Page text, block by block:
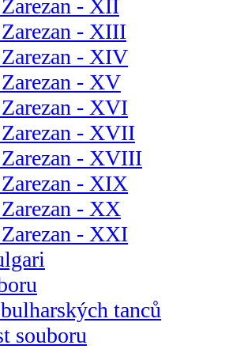
- XII
- XIII
- XIV
- XV
- XVI
- XVII
- XVIII
- XIX
- XX
- XXI
tanců
souboru